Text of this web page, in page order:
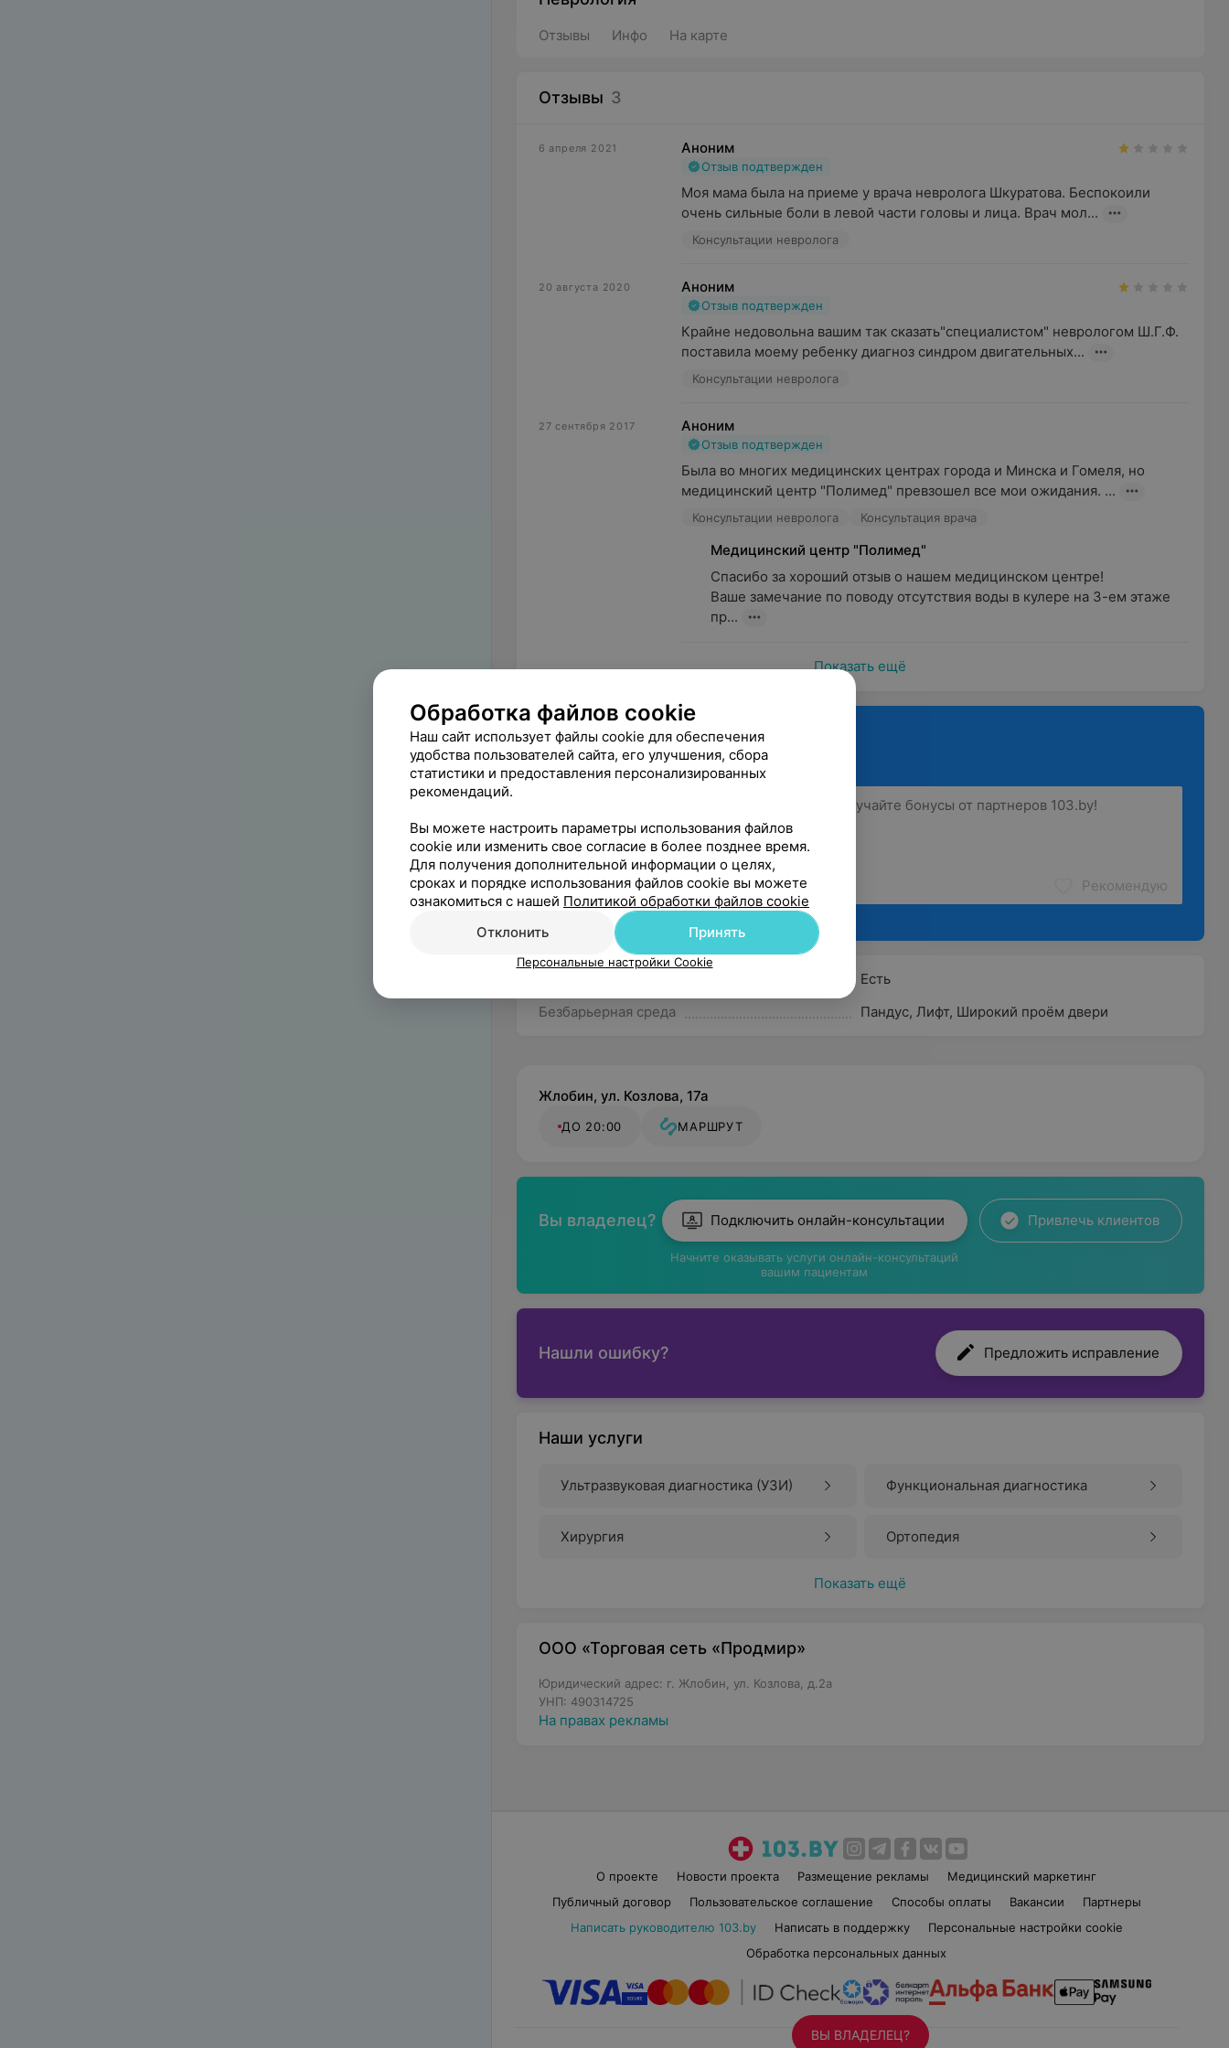
Отзывы Инфо На карте
Отзывы 3
6 апреля 2021 Аноним
Отзыв подтвержден
Моя мама была на приеме у врача невролога Шкуратова. Беспокоили
очень сильные боли в левой части головы и лица. Врач мол...
Консультации невролога
20 августа 2020 Аноним
Отзыв подтвержден
Крайне недовольна вашим так сказать"специалистом" неврологом Ш.Г.Ф.
поставила моему ребенку диагноз синдром двигательных...
Консультации невролога
27 сентября 2017 Аноним
Отзыв подтвержден
Была во многих медицинских центрах города и Минска и Гомеля, но
медицинский центр "Полимед" превзошел все мои ожидания. ...
Консультации невролога Консультация врача
Медицинский центр "Полимед"
Спасибо за хороший отзыв о нашем медицинском центре!
Ваше замечание по поводу отсутствия воды в кулере на 3-ем этаже
пр...
Показать ещё
Поделитесь
мнением
Рекомендую
Есть
Безбарьерная среда
Пандус, Лифт, Широкий проём двери
Жлобин, ул. Козлова, 17а
ДО 20:00 МАРШРУТ
Вы владелец? Подключить онлайн-консультации
Начните оказывать услуги онлайн-консультаций
вашим пациентам
Привлечь клиентов
Нашли ошибку? Предложить исправление
Наши услуги
Ультразвуковая диагностика (УЗИ) Функциональная диагностика
Хирургия Ортопедия
Показать ещё
ООО «Торговая сеть «Продмир»
Юридический адрес: г. Жлобин, ул. Козлова, д.2а
УНП: 490314725
На правах рекламы
О проекте Новости проекта Размещение рекламы
Медицинский маркетинг
Публичный договор
Пользовательское соглашение Способы оплаты Вакансии
Партнеры
Написать руководителю 103.by
Написать в поддержку
Персональные настройки cookie
Обработка персональных данных
ВЫ ВЛАДЕЛЕЦ?
Обработка файлов cookie
Наш сайт использует файлы cookie для обеспечения
удобства пользователей сайта, его улучшения, сбора
статистики и предоставления персонализированных
рекомендаций.
Вы можете настроить параметры использования файлов
cookie или изменить свое согласие в более позднее время.
Для получения дополнительной информации о целях,
сроках и порядке использования файлов cookie вы можете
ознакомиться с нашей Политикой обработки файлов cookie
Отклонить
Принять
Персональные настройки Cookie